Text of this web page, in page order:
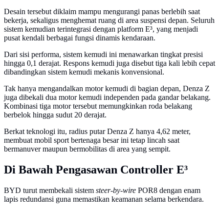
Desain tersebut diklaim mampu mengurangi panas berlebih saat
bekerja, sekaligus menghemat ruang di area suspensi depan. Seluruh
sistem kemudian terintegrasi dengan platform E³, yang menjadi
pusat kendali berbagai fungsi dinamis kendaraan.
Dari sisi performa, sistem kemudi ini menawarkan tingkat presisi
hingga 0,1 derajat. Respons kemudi juga disebut tiga kali lebih cepat
dibandingkan sistem kemudi mekanis konvensional.
Tak hanya mengandalkan motor kemudi di bagian depan, Denza Z
juga dibekali dua motor kemudi independen pada gandar belakang.
Kombinasi tiga motor tersebut memungkinkan roda belakang
berbelok hingga sudut 20 derajat.
Berkat teknologi itu, radius putar Denza Z hanya 4,62 meter,
membuat mobil sport bertenaga besar ini tetap lincah saat
bermanuver maupun bermobilitas di area yang sempit.
Di Bawah Pengasawan Controller E³
BYD turut membekali sistem steer-by-wire POR8 dengan enam
lapis redundansi guna memastikan keamanan selama berkendara.